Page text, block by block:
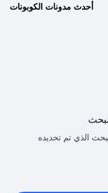
أحدث مدونات الكوبونات